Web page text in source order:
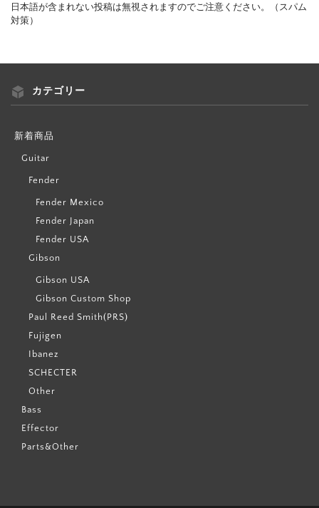
日本語が含まれない投稿は無視されますのでご注意ください。（スパム
対策）
カテゴリー
新着商品
Guitar
Fender
Fender Mexico
Fender Japan
Fender USA
Gibson
Gibson USA
Gibson Custom Shop
Paul Reed Smith(PRS)
Fujigen
Ibanez
SCHECTER
Other
Bass
Effector
Parts&Other